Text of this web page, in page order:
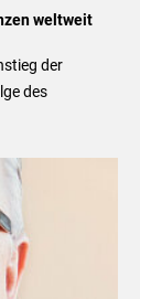
weltweit
der
des